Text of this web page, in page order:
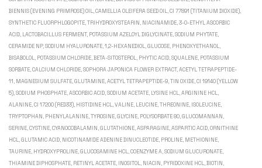
BIENNIS (EVENING PRIMROSE) OIL, CAMELLIA OLEIFERA SEED OIL, CI 77891 (TITANIUM DIOXIDE),
SYNTHETIC FLUORPHLOGOPITE, TRIHYDROXYSTEARIN, NIACINAMIDE, 3-O-ETHYL ASCORBIC
ACID, LACTOBACILLUS FERMENT, POTASSIUM AZELOYL DIGLYCINATE, SODIUM PHYTATE,
CERAMIDE NP, SODIUM HYALURONATE, 1,2-HEXANEDIOL, GLUCOSE, PHENOXYETHANOL,
BISABOLOL, POTASSIUM CHLORIDE, BETA-SITOSTEROL, PHYTIC ACID, SQUALENE, POTASSIUM
SORBATE, CALCIUM CHLORIDE, SOPHORA JAPONICA FLOWER EXTRACT, ACETYL TETRAPEPTIDE-
11, MAGNESIUM SULFATE, GLUTAMINE, ACETYL TETRAPEPTIDE-9, TIN OXIDE, CI 19140 (YELLOW
5), SODIUM PHOSPHATE, ASCORBIC ACID, SODIUM ACETATE, LYSINE HCL, ARGININE HCL,
ALANINE, CI 17200 (RED33), HISTIDINE HCL, VALINE, LEUCINE, THREONINE, ISOLEUCINE,
TRYPTOPHAN, PHENYLALANINE, TYROSINE, GLYCINE, POLYSORBATE 80, GLUCOMANNAN,
SERINE, CYSTINE, CYANOCOBALAMIN, GLUTATHIONE, ASPARAGINE, ASPARTIC ACID, ORNITHINE
HCL, GLUTAMIC ACID, NICOTINAMIDE ADENINE DINUCLEOTIDE, PROLINE, METHIONINE,
TAURINE, HYDROXYPROLINE, GLUCOSAMINE HCL, COENZYME A, SODIUM GLUCURONATE,
THIAMINE DIPHOSPHATE, RETINYL ACETATE, INOSITOL, NIACIN, PYRIDOXINE HCL, BIOTIN,